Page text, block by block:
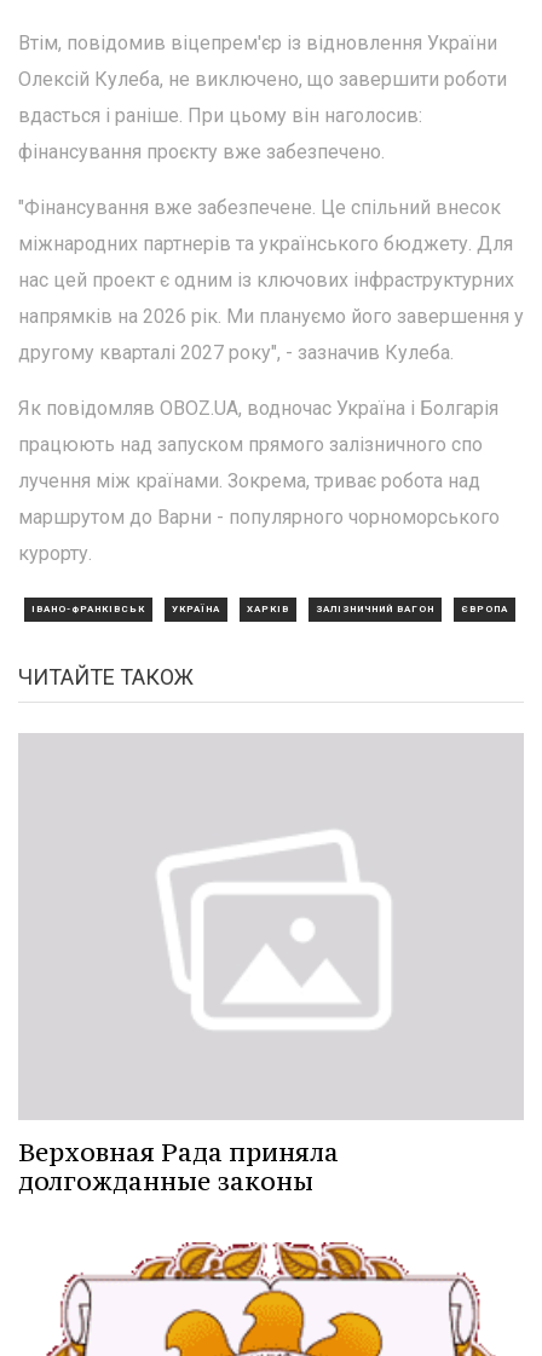
Втім, повідомив віцепрем'єр із відновлення України
Олексій Кулеба, не виключено, що завершити роботи
вдасться і раніше. При цьому він наголосив:
фінансування проєкту вже забезпечено.
"Фінансування вже забезпечене. Це спільний внесок
міжнародних партнерів та українського бюджету. Для
нас цей проект є одним із ключових інфраструктурних
напрямків на 2026 рік. Ми плануємо його завершення у
другому кварталі 2027 року", - зазначив Кулеба.
Як повідомляв OBOZ.UA, водночас Україна і Болгарія
працюють над запуском прямого залізничного спо
лучення між країнами. Зокрема, триває робота над
маршрутом до Варни - популярного чорноморського
курорту.
ІВАНО-ФРАНКІВСЬК УКРАЇНА ХАРКІВ ЗАЛІЗНИЧНИЙ ВАГОН ЄВРОПА
ЧИТАЙТЕ ТАКОЖ
Верховная Рада приняла
долгожданные законы